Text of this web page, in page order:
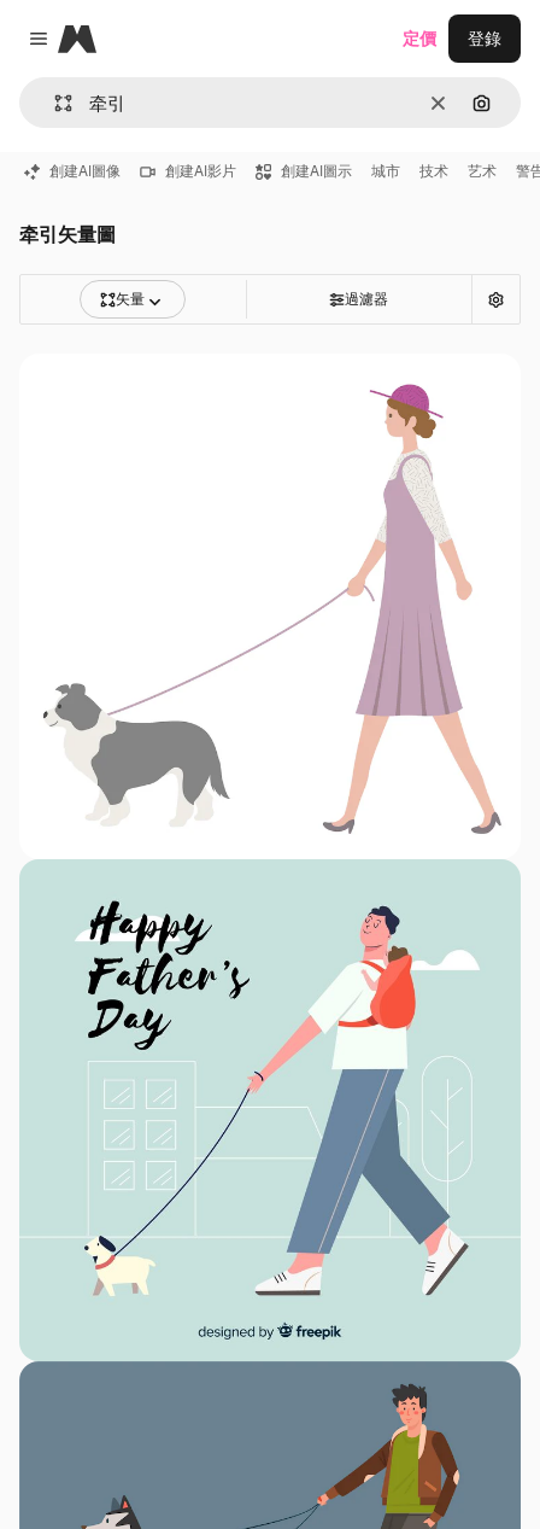
Close menu
Magnific
清除 通過圖
定價 登錄
創建AI圖像 創建AI影片 創建AI圖示 城市 技术 艺术 警
牵引矢量圖
矢量 過濾器